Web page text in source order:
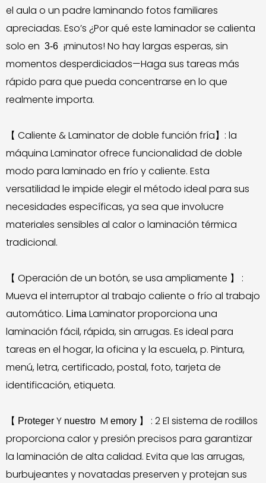
el aula o un padre laminando fotos familiares
apreciadas. Eso’s ¿Por qué este laminador se calienta
solo en 3-6 ¡minutos! No hay largas esperas, sin
momentos desperdiciados—Haga sus tareas más
rápido para que pueda concentrarse en lo que
realmente importa.
【 Caliente & Laminator de doble función fría】: la
máquina Laminator ofrece funcionalidad de doble
modo para laminado en frío y caliente. Esta
versatilidad le impide elegir el método ideal para sus
necesidades específicas, ya sea que involucre
materiales sensibles al calor o laminación térmica
tradicional.
【 Operación de un botón, se usa ampliamente 】 :
Mueva el interruptor al trabajo caliente o frío al trabajo
automático. Lima Laminator proporciona una
laminación fácil, rápida, sin arrugas. Es ideal para
tareas en el hogar, la oficina y la escuela, p. Pintura,
menú, letra, certificado, postal, foto, tarjeta de
identificación, etiqueta.
【 Proteger Y nuestro M emory 】 : 2 El sistema de rodillos
proporciona calor y presión precisos para garantizar
la laminación de alta calidad. Evita que las arrugas,
burbujeantes y novatadas preserven y protejan sus